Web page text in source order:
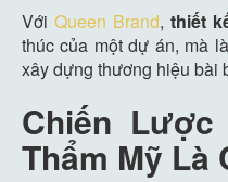
Với Queen Brand, thiết
thúc của một dự án, mà
xây dựng thương hiệu bài
Chiến Lược
Thẩm Mỹ Là